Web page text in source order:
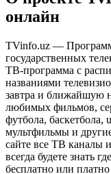
онлайн
TVinfo.uz —
государственных
ТВ-программа с
названиями
завтра и ближайшую
любимых фильмов,
футбола, баскетбола,
мультфильмы и
сайте все ТВ каналы
всегда будете знать
бесплатно или